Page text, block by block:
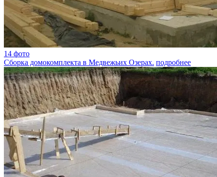
14 фото
Сборка домокомплекта в Медвежьих Озерах. подробнее